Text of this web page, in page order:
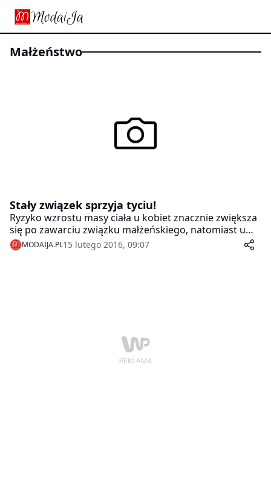
małżeństwo
Stały związek sprzyja tyciu!
Ryzyko wzrostu masy ciała u kobiet znacznie zwiększa
się po zawarciu związku małżeńskiego, natomiast u
mężczyzn… po rozwodzie. To wykazały wyniki badaczy
z Ohio w Stanach Zjednoczonych. Brytyjscy badacze
MODAIJA.PL15 lutego 2016, 09:07